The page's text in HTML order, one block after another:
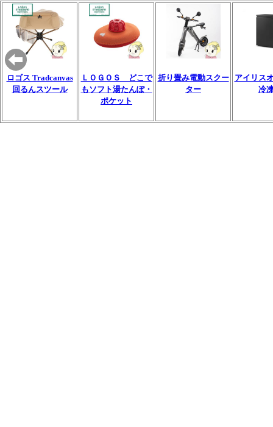
ロゴス Tradcanvas
回るんスツール
ＬＯＧＯＳ どこで
もソフト湯たんぽ・
ポケット
折り畳み電動スクー
ター
アイリス
冷